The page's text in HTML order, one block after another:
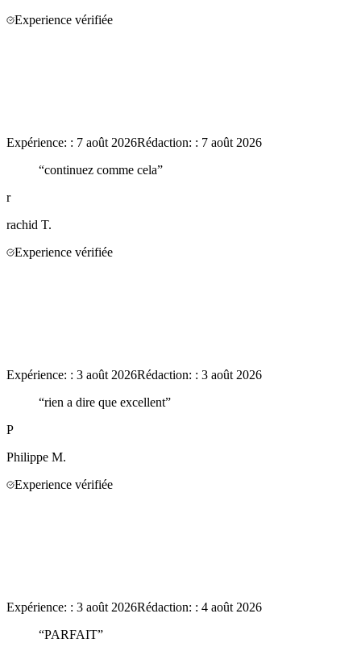
Experience vérifiée
Expérience: : 7 août 2026Rédaction: : 7 août 2026
“continuez comme cela”
r
rachid T.
Experience vérifiée
Expérience: : 3 août 2026Rédaction: : 3 août 2026
“rien a dire que excellent”
P
Philippe M.
Experience vérifiée
Expérience: : 3 août 2026Rédaction: : 4 août 2026
“PARFAIT”